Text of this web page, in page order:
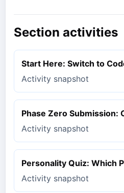
Section activities
Start Here: Switch to
Activity snapshot
Phase Zero Submission:
Activity snapshot
Personality Quiz: Which
Activity snapshot